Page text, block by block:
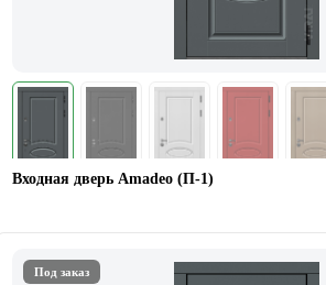
Входная дверь Amadeo (П-1)
Под заказ